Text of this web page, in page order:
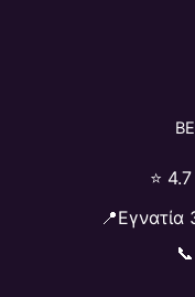
⭐
📞